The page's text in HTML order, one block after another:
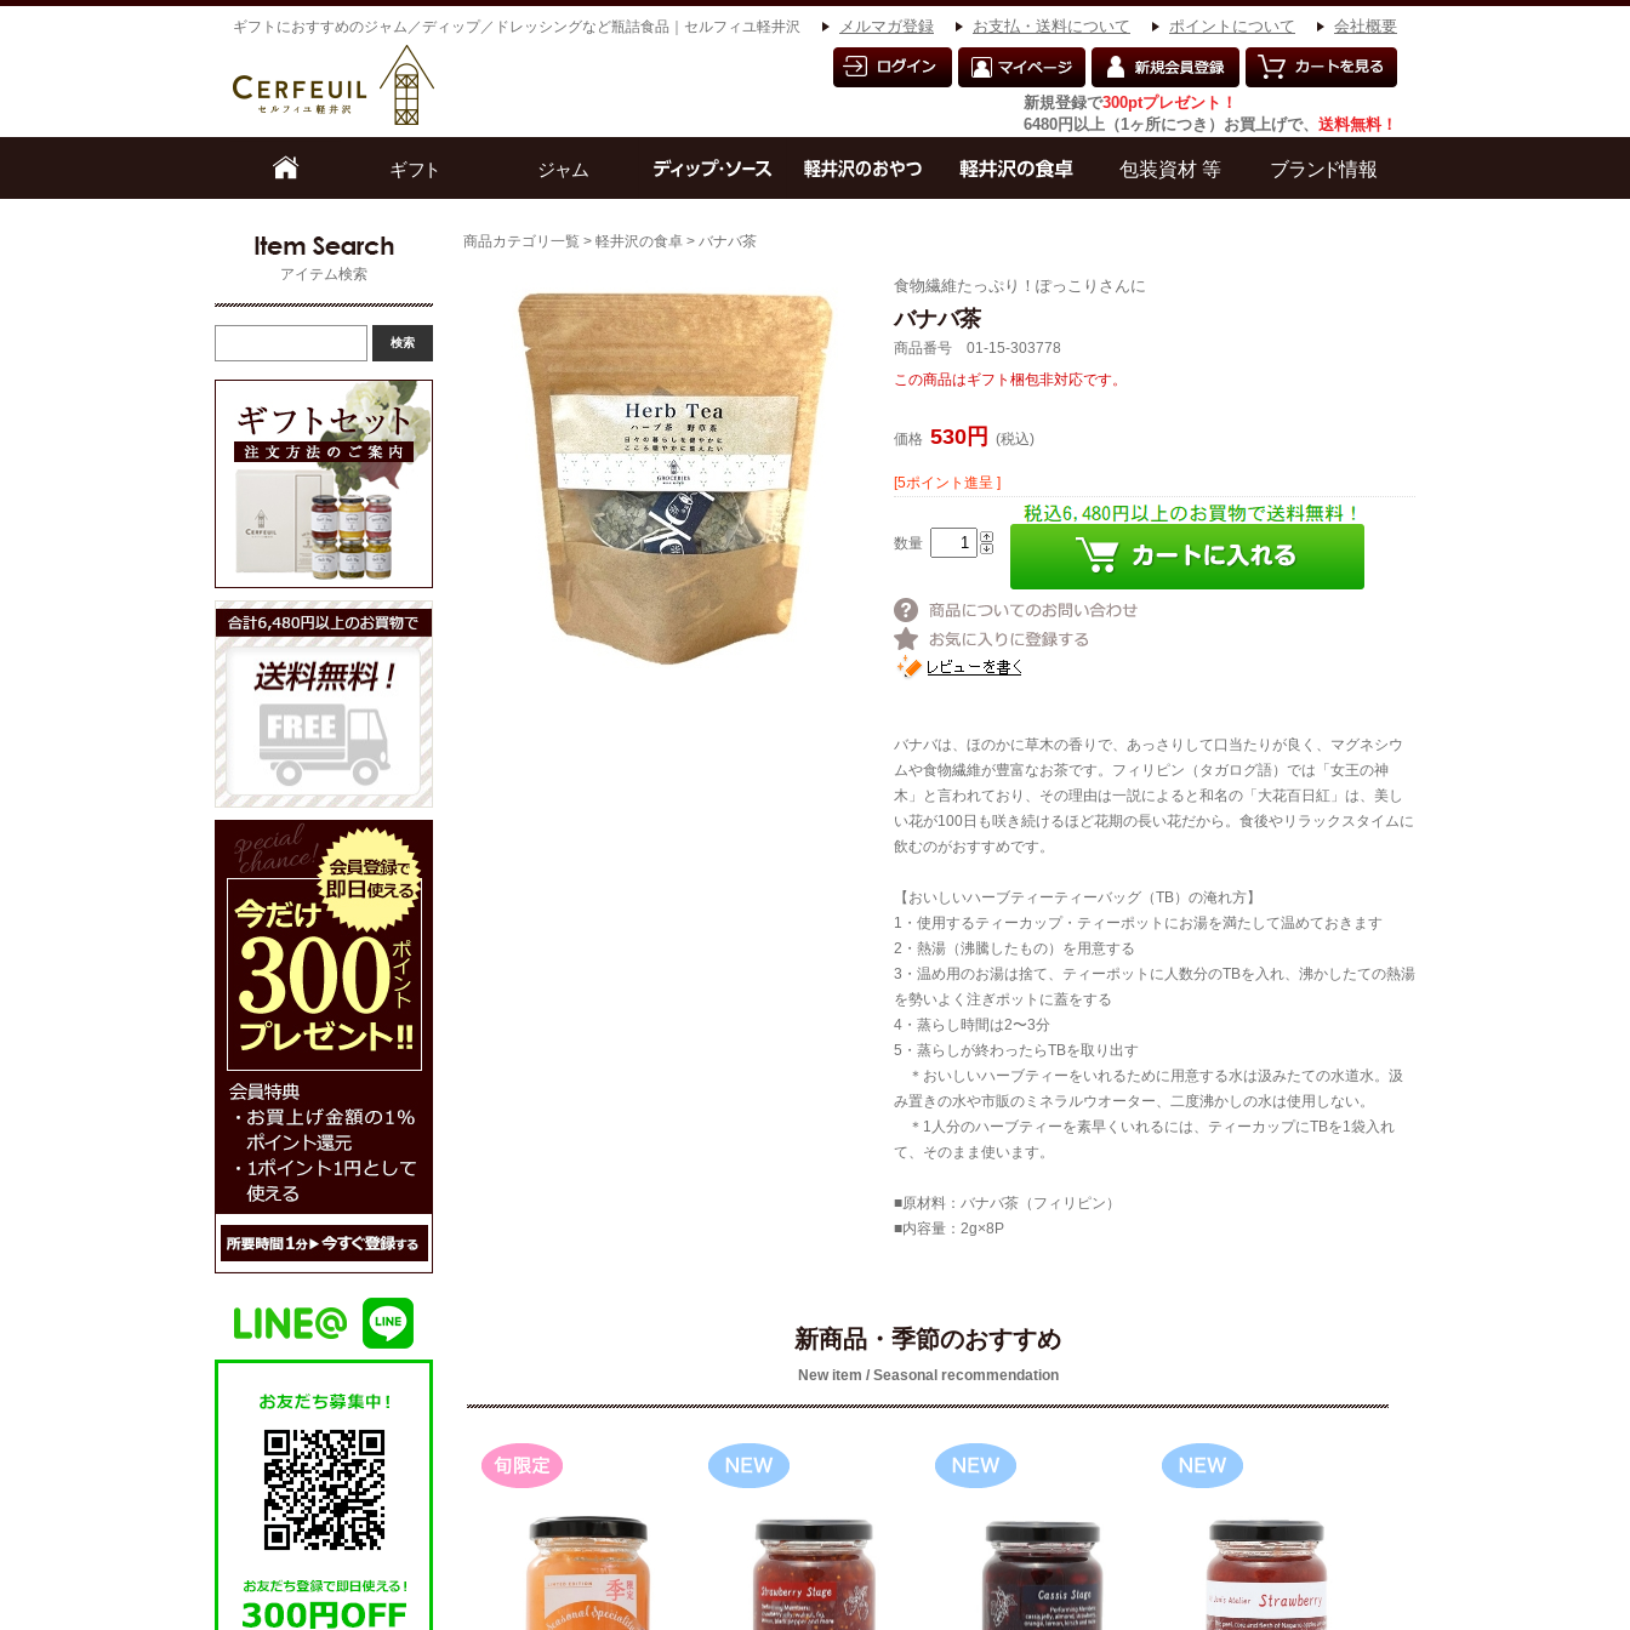
ギフトにおすすめのジャム／ディップ／ドレッシングなど瓶詰食品｜セルフィユ軽井沢 会社概要
ポイントについて
お支払・送料について
メルマガ登録
新規登録で300ptプレゼント！
6480円以上（1ヶ所につき）お買上げで、 送料無料！
アイテム検索
商品カテゴリ一覧 > 軽井沢の食卓 > バナバ茶
食物繊維たっぷり！ぽっこりさんに
バナバ茶
商品番号 01-15-303778
この商品はギフト梱包非対応です。
価格 530円 (税込)
[5ポイント進呈 ]
数量
バナバは、ほのかに草木の香りで、あっさりして口当たりが良く、マグネシウ
ムや食物繊維が豊富なお茶です。フィリピン（タガログ語）では「女王の神
木」と言われており、その理由は一説によると和名の「大花百日紅」は、美し
い花が100日も咲き続けるほど花期の長い花だから。食後やリラックスタイムに
飲むのがおすすめです。
【おいしいハーブティーティーバッグ（TB）の淹れ方】
1・使用するティーカップ・ティーポットにお湯を満たして温めておきます
2・熱湯（沸騰したもの）を用意する
3・温め用のお湯は捨て、ティーポットに人数分のTBを入れ、沸かしたての熱湯
を勢いよく注ぎポットに蓋をする
4・蒸らし時間は2〜3分
5・蒸らしが終わったらTBを取り出す
＊おいしいハーブティーをいれるために用意する水は汲みたての水道水。汲
み置きの水や市販のミネラルウオーター、二度沸かしの水は使用しない。
＊1人分のハーブティーを素早くいれるには、ティーカップにTBを1袋入れ
て、そのまま使います。
■原材料：バナバ茶（フィリピン）
■内容量：2g×8P